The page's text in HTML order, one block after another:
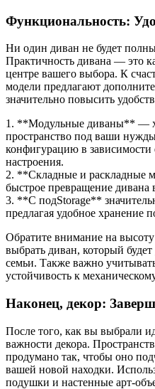
Функциональность:
Ни один диван не будет
Практичность дивана — это
центре вашего выбора. К
модели предлагают
значительно повысить
1. **Модульные диваны** —
пространство под ваши
конфигурацию в зависимости
настроения.
2. **Складные и раскладные
быстрое превращение дивана
3. **С подStorage**
предлагая удобное хранение
Обратите внимание на
выбрать диван, который
семьи. Также важно
устойчивость к
Наконец, декор:
После того, как вы выбрали
важности декора.
продумано так, чтобы оно
вашей новой находки.
подушки и настенные арт-